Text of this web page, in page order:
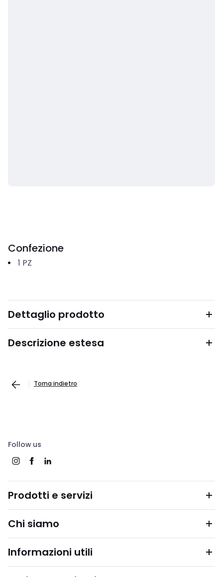
Confezione
1 PZ
Dettaglio prodotto
Descrizione estesa
Torna indietro
Follow us
Prodotti e servizi
Chi siamo
Informazioni utili